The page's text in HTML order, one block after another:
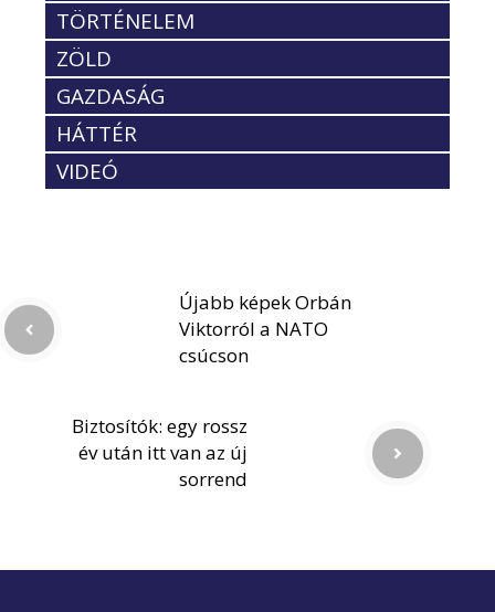
TÖRTÉNELEM
ZÖLD
GAZDASÁG
HÁTTÉR
VIDEÓ
Újabb képek Orbán
Viktorról a NATO
csúcson
Biztosítók: egy rossz
év után itt van az új
sorrend